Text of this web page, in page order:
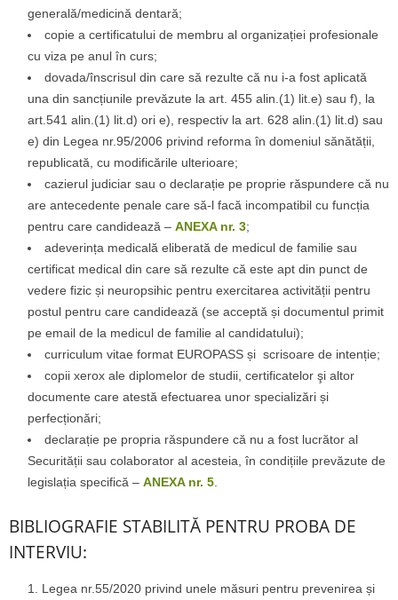
generală/medicină dentară;
copie a certificatului de membru al organizației profesionale
cu viza pe anul în curs;
dovada/înscrisul din care să rezulte că nu i-a fost aplicată
una din sancțiunile prevăzute la art. 455 alin.(1) lit.e) sau f), la
art.541 alin.(1) lit.d) ori e), respectiv la art. 628 alin.(1) lit.d) sau
e) din Legea nr.95/2006 privind reforma în domeniul sănătății,
republicată, cu modificările ulterioare;
cazierul judiciar sau o declarație pe proprie răspundere că nu
are antecedente penale care să-l facă incompatibil cu funcția
pentru care candidează – ANEXA nr. 3;
adeverința medicală eliberată de medicul de familie sau
certificat medical din care să rezulte că este apt din punct de
vedere fizic și neuropsihic pentru exercitarea activității pentru
postul pentru care candidează (se acceptă și documentul primit
pe email de la medicul de familie al candidatului);
curriculum vitae format EUROPASS și scrisoare de intenție;
copii xerox ale diplomelor de studii, certificatelor şi altor
documente care atestă efectuarea unor specializări și
perfecționări;
declarație pe propria răspundere că nu a fost lucrător al
Securității sau colaborator al acesteia, în condițiile prevăzute de
legislația specifică – ANEXA nr. 5
BIBLIOGRAFIE STABILITĂ PENTRU PROBA DE
INTERVIU:
Legea nr.55/2020 privind unele măsuri pentru prevenirea și